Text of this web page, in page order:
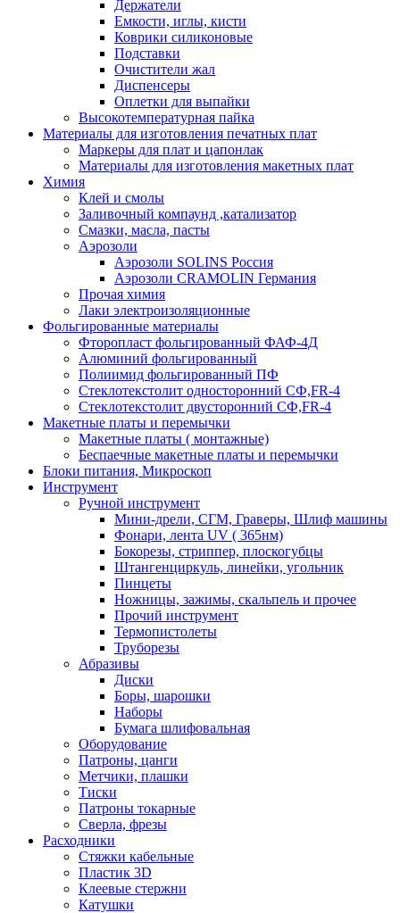
Держатели
Емкости, иглы, кисти
Коврики силиконовые
Подставки
Очистители жал
Диспенсеры
Оплетки для выпайки
Высокотемпературная пайка
Материалы для изготовления печатных плат
Маркеры для плат и цапонлак
Материалы для изготовления макетных плат
Химия
Клей и смолы
Заливочный компаунд ,катализатор
Смазки, масла, пасты
Аэрозоли
Аэрозоли SOLINS Россия
Аэрозоли CRAMOLIN Германия
Прочая химия
Лаки электроизоляционные
Фольгированные материалы
Фторопласт фольгированный ФАФ-4Д
Алюминий фольгированный
Полиимид фольгированный ПФ
Стеклотекстолит односторонний CФ,FR-4
Стеклотекстолит двусторонний СФ,FR-4
Макетные платы и перемычки
Макетные платы ( монтажные)
Беспаечные макетные платы и перемычки
Блоки питания, Микроскоп
Инструмент
Ручной инструмент
Мини-дрели, СГМ, Граверы, Шлиф машины
Фонари, лента UV ( 365нм)
Бокорезы, cтриппер, плоскогубцы
Штангенциркуль, линейки, угольник
Пинцеты
Ножницы, зажимы, скальпель и прочее
Прочий инструмент
Термопистолеты
Труборезы
Абразивы
Диски
Боры, шарошки
Наборы
Бумага шлифовальная
Оборудование
Патроны, цанги
Метчики, плашки
Тиски
Патроны токарные
Сверла, фрезы
Расходники
Стяжки кабельные
Пластик 3D
Клеевые стержни
Катушки